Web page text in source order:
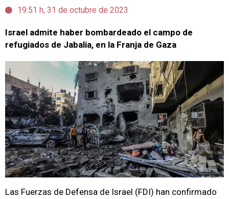
19:51 h, 31 de octubre de 2023
Israel admite haber bombardeado el campo de
refugiados de Jabalia, en la Franja de Gaza
Las Fuerzas de Defensa de Israel (FDI) han confirmado